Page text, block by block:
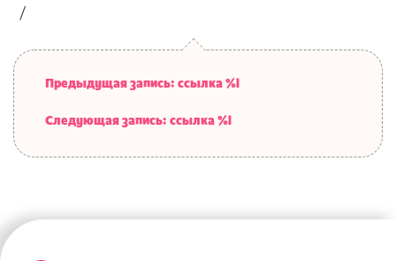
11
Предыдущая запись: ссылка %l
Следующая запись: ссылка %l